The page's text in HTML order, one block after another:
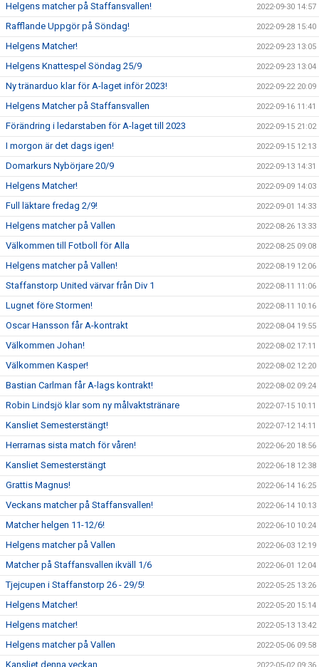
Helgens matcher på Staffansvallen! 2022-09-30 14:57
Rafflande Uppgör på Söndag! 2022-09-28 15:40
Helgens Matcher! 2022-09-23 13:05
Helgens Knattespel Söndag 25/9 2022-09-23 13:04
Ny tränarduo klar för A-laget inför 2023! 2022-09-22 20:09
Helgens Matcher på Staffansvallen 2022-09-16 11:41
Förändring i ledarstaben för A-laget till 2023 2022-09-15 21:02
I morgon är det dags igen! 2022-09-15 12:13
Domarkurs Nybörjare 20/9 2022-09-13 14:31
Helgens Matcher! 2022-09-09 14:03
Full läktare fredag 2/9! 2022-09-01 14:33
Helgens matcher på Vallen 2022-08-26 13:33
Välkommen till Fotboll för Alla 2022-08-25 09:08
Helgens matcher på Vallen! 2022-08-19 12:06
Staffanstorp United värvar från Div 1 2022-08-11 11:06
Lugnet före Stormen! 2022-08-11 10:16
Oscar Hansson får A-kontrakt 2022-08-04 19:55
Välkommen Johan! 2022-08-02 17:11
Välkommen Kasper! 2022-08-02 12:20
Bastian Carlman får A-lags kontrakt! 2022-08-02 09:24
Robin Lindsjö klar som ny målvaktstränare 2022-07-15 10:11
Kansliet Semesterstängt! 2022-07-12 14:11
Herrarnas sista match för våren! 2022-06-20 18:56
Kansliet Semesterstängt 2022-06-18 12:38
Grattis Magnus! 2022-06-14 16:25
Veckans matcher på Staffansvallen! 2022-06-14 10:13
Matcher helgen 11-12/6! 2022-06-10 10:24
Helgens matcher på Vallen 2022-06-03 12:19
Matcher på Staffansvallen ikväll 1/6 2022-06-01 12:04
Tjejcupen i Staffanstorp 26 - 29/5! 2022-05-25 13:26
Helgens Matcher! 2022-05-20 15:14
Helgens matcher! 2022-05-13 13:42
Helgens matcher på Vallen 2022-05-06 09:58
Kansliet denna veckan